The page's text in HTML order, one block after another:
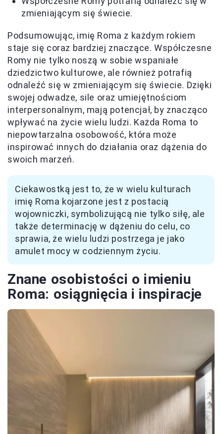
zmieniającym się świecie.
Podsumowując, imię Roma z każdym rokiem
staje się coraz bardziej znaczące. Współczesne
Romy nie tylko noszą w sobie wspaniałe
dziedzictwo kulturowe, ale również potrafią
odnaleźć się w zmieniającym się świecie. Dzięki
swojej odwadze, sile oraz umiejętnościom
interpersonalnym, mają potencjał, by znacząco
wpływać na życie wielu ludzi. Każda Roma to
niepowtarzalna osobowość, która może
inspirować innych do działania oraz dążenia do
swoich marzeń.
Ciekawostką jest to, że w wielu kulturach
imię Roma kojarzone jest z postacią
wojowniczki, symbolizującą nie tylko siłę, ale
także determinację w dążeniu do celu, co
sprawia, że wielu ludzi postrzega je jako
amulet mocy w codziennym życiu.
Znane osobistości o imieniu
Roma: osiągnięcia i inspiracje